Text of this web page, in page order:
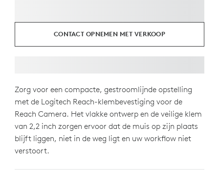
CONTACT OPNEMEN MET VERKOOP
Zorg voor een compacte, gestroomlijnde opstelling
met de Logitech Reach-klembevestiging voor de
Reach Camera. Het vlakke ontwerp en de veilige klem
van 2,2 inch zorgen ervoor dat de muis op zijn plaats
blijft liggen, niet in de weg ligt en uw workflow niet
verstoort.